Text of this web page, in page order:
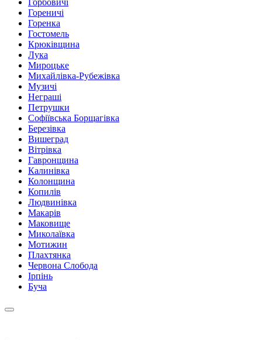
Гореничі
Горенка
Гостомель
Крюківщина
Лука
Мироцьке
Михайлівка-Рубежівка
Музичі
Неграші
Петрушки
Софіївська Борщагівка
Березівка
Вишеград
Вітрівка
Гавронщина
Калинівка
Колонщина
Копилів
Людвинівка
Макарів
Маковище
Миколаївка
Мотижин
Плахтянка
Червона Слобода
Ірпінь
Буча